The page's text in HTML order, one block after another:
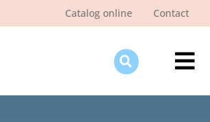
Catalog online Contact